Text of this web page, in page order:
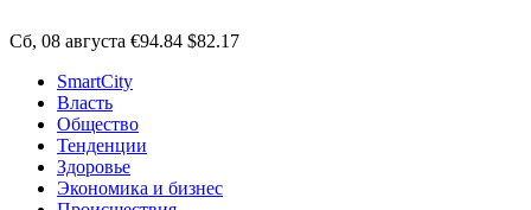
Сб, 08 августа €94.84 $82.17
SmartCity
Власть
Общество
Тенденции
Здоровье
Экономика и бизнес